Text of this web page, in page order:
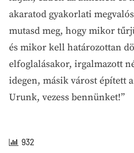
akaratod gyakorlati
mutasd meg, hogy mikor
és mikor kell határozottan
elfoglalásakor, irgalmazott
idegen, másik várost épített
Urunk, vezess bennünket!”
932